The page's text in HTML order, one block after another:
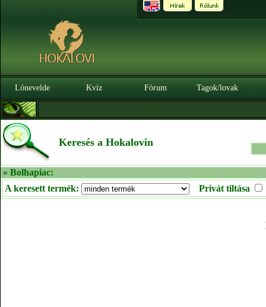
Lónevelde Kvíz Fórum Tagok/lovak
Keresés a Hokalovin
» Bolhapiac:
A keresett termék:
Privát tiltása